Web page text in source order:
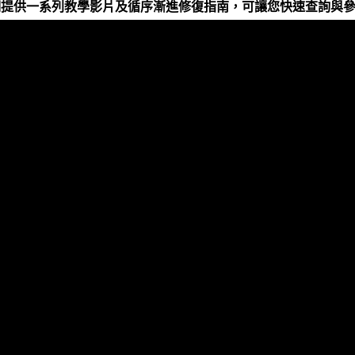
供一系列教學影片及循序漸進修復指南，可讓您快速查詢與